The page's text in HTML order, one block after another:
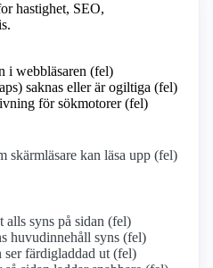
hastighet, SEO,
i webbläsaren (fel)
saknas eller är ogiltiga (fel)
för sökmotorer (fel)
skärmläsare kan läsa upp (fel)
alls syns på sidan (fel)
huvudinnehåll syns (fel)
färdigladdad ut (fel)